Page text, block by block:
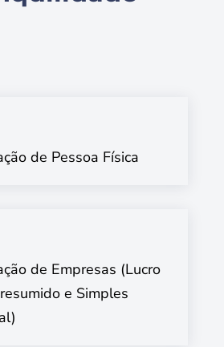
de Pessoa Física
de Empresas (Lucro
e Simples